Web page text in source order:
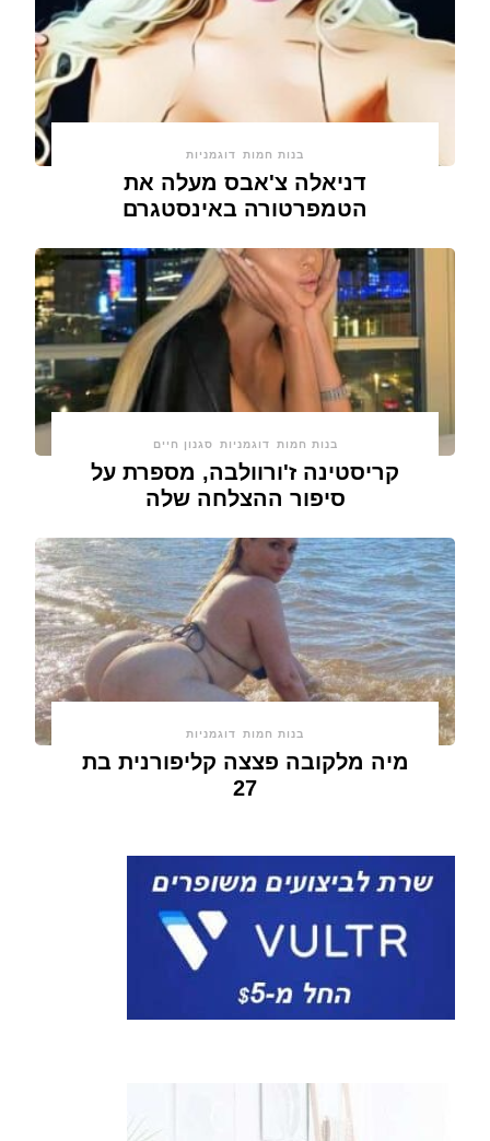
בנות חמות דוגמניות
דניאלה צ'אבס מעלה את
הטמפרטורה באינסטגרם
בנות חמות דוגמניות סגנון חיים
קריסטינה ז'ורוולבה, מספרת על
סיפור ההצלחה שלה
בנות חמות דוגמניות
מיה מלקובה פצצה קליפורנית בת
27